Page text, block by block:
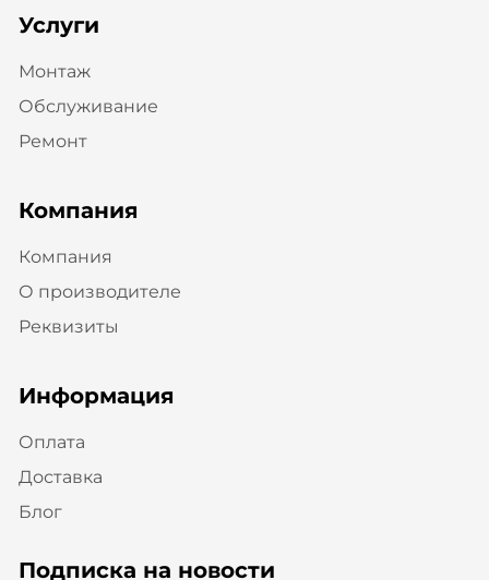
Услуги
Монтаж
Обслуживание
Ремонт
Компания
Компания
О производителе
Реквизиты
Информация
Оплата
Доставка
Блог
Подписка на новости